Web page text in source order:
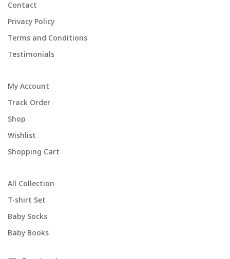
Contact
Privacy Policy
Terms and Conditions
Testimonials
My Account
Track Order
Shop
Wishlist
Shopping Cart
All Collection
T-shirt Set
Baby Socks
Baby Books